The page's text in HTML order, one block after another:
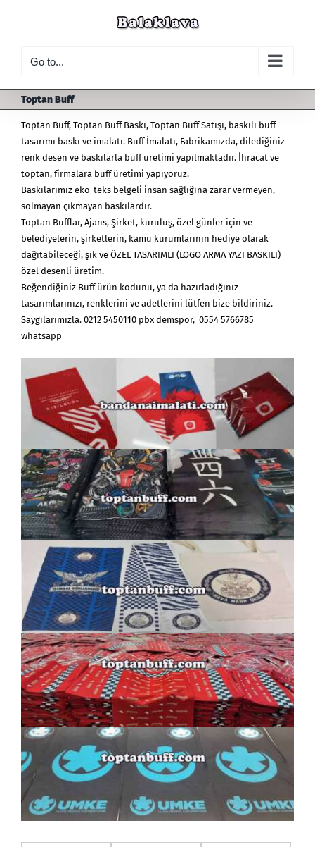
Go to...
Toptan Buff
Toptan Buff, Toptan Buff Baskı, Toptan Buff Satışı, baskılı buff
tasarımı baskı ve imalatı. Buff İmalatı, Fabrikamızda, dilediğiniz
renk desen ve baskılarla buff üretimi yapılmaktadır. İhracat ve
toptan, firmalara buff üretimi yapıyoruz.
Baskılarımız eko-teks belgeli insan sağlığına zarar vermeyen,
solmayan çıkmayan baskılardır.
Toptan Bufflar, Ajans, Şirket, kuruluş, özel günler için ve
belediyelerin, şirketlerin, kamu kurumlarının hediye olarak
dağıtabileceği, şık ve ÖZEL TASARIMLI (LOGO ARMA YAZI BASKILI)
özel desenli üretim.
Beğendiğiniz Buff ürün kodunu, ya da hazırladığınız
tasarımlarınızı, renklerini ve adetlerini lütfen bize bildiriniz.
Saygılarımızla. 0212 5450110 pbx demspor, 0554 5766785
whatsapp